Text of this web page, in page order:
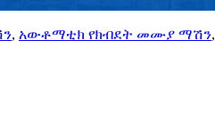
, አውቶማቲክ የክብደት መሙያ ማሽን,